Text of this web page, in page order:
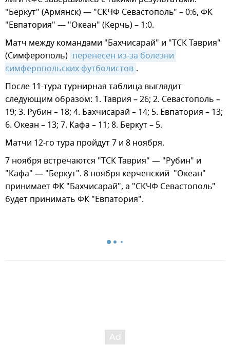
"Беркут" (Армянск) — "СКЧФ Севастополь" – 0:6, ФК
"Евпатория" — "Океан" (Керчь) – 1:0.
Матч между командами "Бахчисарай" и "ТСК Таврия"
(Симферополь) перенесен из-за болезни
симферопольских футболистов .
После 11-тура турнирная таблица выглядит
следующим образом: 1. Таврия – 26; 2. Севастополь –
19; 3. Рубин – 18; 4. Бахчисарай – 14; 5. Евпатория – 13;
6. Океан – 13; 7. Кафа – 11; 8. Беркут – 5.
Матчи 12-го тура пройдут 7 и 8 ноября.
7 ноября встречаются "ТСК Таврия" — "Рубин" и
"Кафа" — "Беркут". 8 ноября керченский "Океан"
принимает ФК "Бахчисарай", а "СКЧФ Севастополь"
будет принимать ФК "Евпатория".